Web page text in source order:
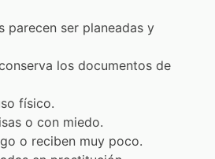
parecen ser planeadas y
los documentos de
físico.
o con miedo.
o reciben muy poco.